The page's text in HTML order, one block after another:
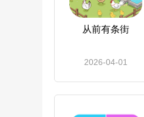
从前有条街
2026-04-01